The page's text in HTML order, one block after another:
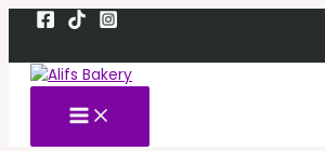
content
Main
Menu